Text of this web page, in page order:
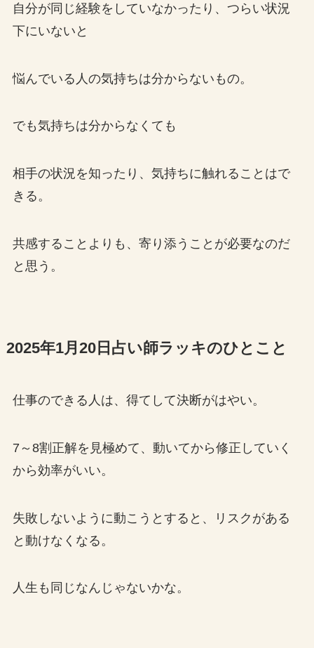
自分が同じ経験をしていなかったり、つらい状況
下にいないと
悩んでいる人の気持ちは分からないもの。
でも気持ちは分からなくても
相手の状況を知ったり、気持ちに触れることはで
きる。
共感することよりも、寄り添うことが必要なのだ
と思う。
2025年1月20日占い師ラッキのひとこと
仕事のできる人は、得てして決断がはやい。
7～8割正解を見極めて、動いてから修正していく
から効率がいい。
失敗しないように動こうとすると、リスクがある
と動けなくなる。
人生も同じなんじゃないかな。